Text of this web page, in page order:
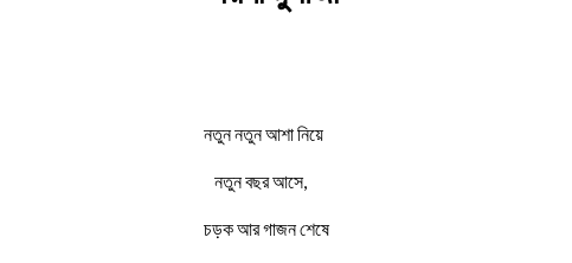
নতুন নতুন আশা নিয়ে
নতুন বছর আসে,
চড়ক আর গাজন শেষে